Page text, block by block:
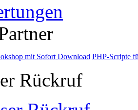
mit Sofort Download PHP-Scripte
Rückruf